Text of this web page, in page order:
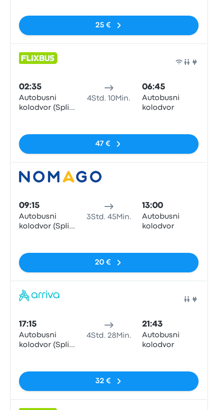
25 €
02:35
Autobusni
kolodvor (Split
4Std. 10Min.
06:45
Autobusni
kolodvor
47 €
09:15
Autobusni
kolodvor (Split
3Std. 45Min.
13:00
Autobusni
kolodvor
20 €
17:15
Autobusni
kolodvor (Split
4Std. 28Min.
21:43
Autobusni
kolodvor
32 €